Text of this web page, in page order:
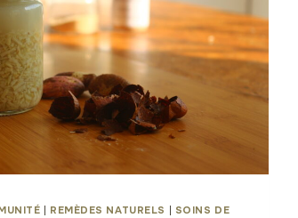
REMÈDES NATURELS
SOINS DE